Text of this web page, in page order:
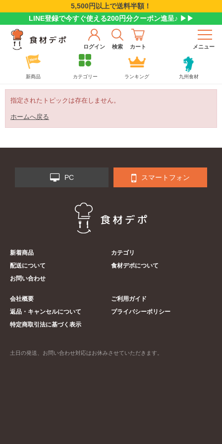
5,500円以上で送料半額！
LINE登録で今すぐ使える200円分クーポン進呈♪ ▶▶
ログイン 検索 カート メニュー
新商品 カテゴリー ランキング 九州食材
指定されたトピックは存在しません。
ホームへ戻る
PC スマートフォン
新着商品
カテゴリ
配送について
食材デポについて
お問い合わせ
会社概要
ご利用ガイド
返品・キャンセルについて
プライバシーポリシー
特定商取引法に基づく表示
土日の発送、お問い合わせ対応はお休みさせていただきます。